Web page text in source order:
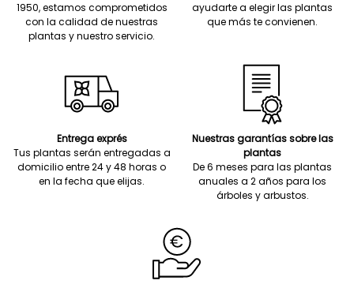
1950, estamos comprometidos
con la calidad de nuestras
plantas y nuestro servicio.
ayudarte a elegir las plantas
que más te convienen.
Entrega exprés
Tus plantas serán entregadas a
domicilio entre 24 y 48 horas o
en la fecha que elijas.
Nuestras garantías sobre las
plantas
De 6 meses para las plantas
anuales a 2 años para los
árboles y arbustos.